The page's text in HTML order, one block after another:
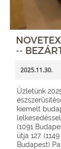
--
2025.11.30.
Üzletünk
kiemelt
(1091
útja 127.
Budapest)